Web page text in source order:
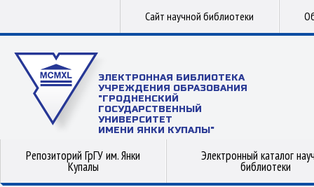
Сайт научной библиотеки
ЭЛЕКТРОННАЯ БИБЛИОТЕКА
УЧРЕЖДЕНИЯ ОБРАЗОВАНИЯ
"ГРОДНЕНСКИЙ
ГОСУДАРСТВЕННЫЙ
УНИВЕРСИТЕТ
ИМЕНИ ЯНКИ КУПАЛЫ"
Репозиторий ГрГУ им. Янки
Купалы
Электронный каталог
библиотеки